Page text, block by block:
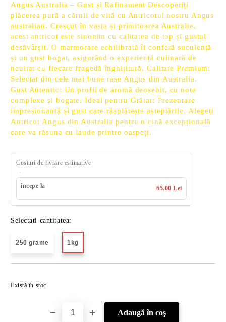
30%
Angus Australia – Gust și Rafinament Descoperiți
plăcerea pură a cărnii de vită cu Antricotul nostru Angus
australian. Crescut în vasta și primitoarea Australie,
acest antricot este sinonim cu calitatea de top și gustul
desăvârșit. O marmorare echilibrată îi conferă suculență
și un gust bogat, asigurând o experiență culinară de
neuitat cu fiecare fragedă înghițitură. Calitate Premium:
Selectat din cele mai bune rase Angus din Australia.
Gust Autentic: Un profil de aromă deosebit, cu note
complexe și bogate. Ideal pentru Grătar: Prezentare
impresionantă și gust care răsplătește așteptările. Alegeți
Antricot Angus din Australia pentru o cină excepțională
care va răsuna cu laude printre oaspeți.
Costuri de livrare estimative
începe la 65.00 Lei
Selectati cantitatea:
250 grame 1kg
Există în stoc